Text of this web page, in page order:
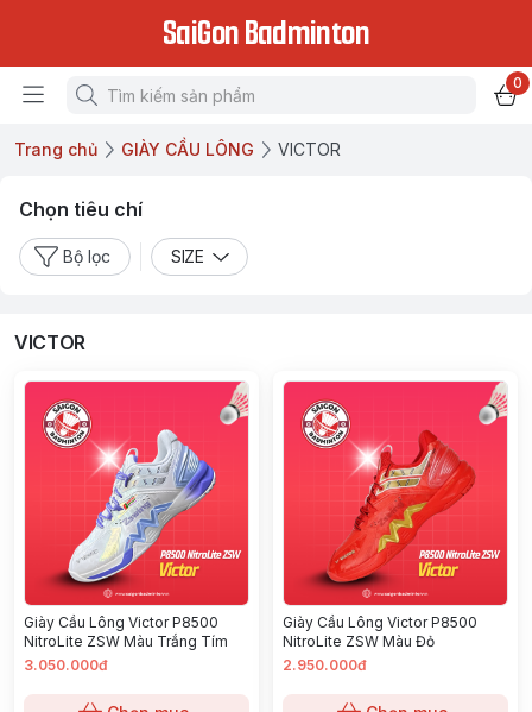
SaiGon Badminton
0
Trang chủ GIÀY CẦU LÔNG VICTOR
Chọn tiêu chí
Bộ lọc SIZE
VICTOR
Giày Cầu Lông Victor P8500
NitroLite ZSW Màu Trắng Tím
3.050.000đ
Giày Cầu Lông Victor P8500
NitroLite ZSW Màu Đỏ
2.950.000đ